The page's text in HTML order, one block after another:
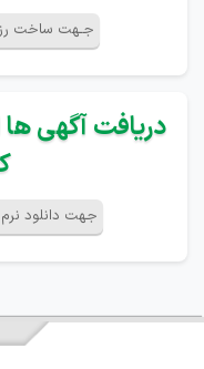
جـهت ساخت
دریافت آگهی ها
جهت دانلود نرم